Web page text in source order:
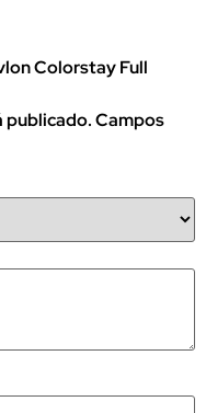
Colorstay Full
publicado.Campos